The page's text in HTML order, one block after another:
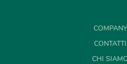
COMPANY
CONTATTI
CHI